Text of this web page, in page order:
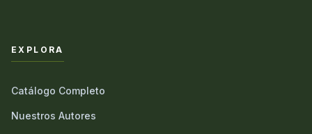
EXPLORA
Catálogo Completo
Nuestros Autores